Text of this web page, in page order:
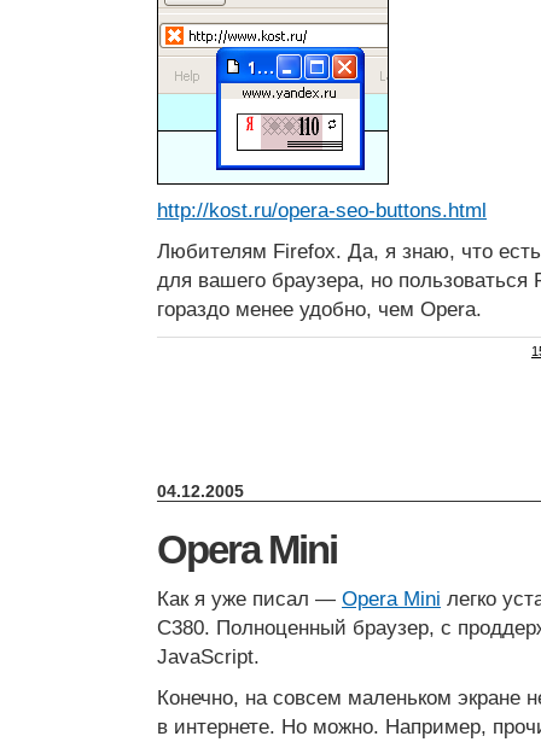
http://kost.ru/opera-seo-buttons.html
Любителям Firefox. Да, я знаю, что
для вашего браузера, но пользоваться
гораздо менее удобно, чем Opera.
04.12.2005
Opera Mini
Как я уже писал — Opera Mini легко
C380. Полноценный браузер, с
JavaScript.
Конечно, на совсем маленьком экране
в интернете. Но можно. Например,